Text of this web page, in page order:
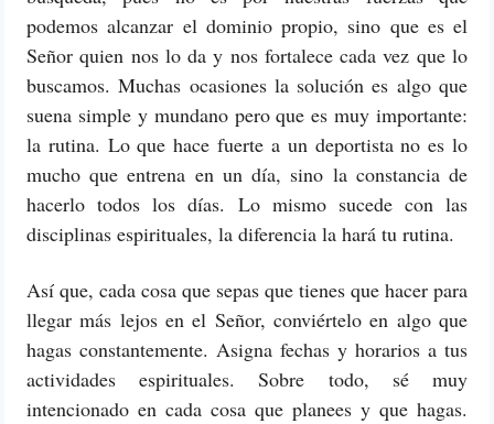
podemos alcanzar el dominio propio, sino que es el
Señor quien nos lo da y nos fortalece cada vez que lo
buscamos. Muchas ocasiones la solución es algo que
suena simple y mundano pero que es muy importante:
la rutina. Lo que hace fuerte a un deportista no es lo
mucho que entrena en un día, sino la constancia de
hacerlo todos los días. Lo mismo sucede con las
disciplinas espirituales, la diferencia la hará tu rutina.
Así que, cada cosa que sepas que tienes que hacer para
llegar más lejos en el Señor, conviértelo en algo que
hagas constantemente. Asigna fechas y horarios a tus
actividades espirituales. Sobre todo, sé muy
intencionado en cada cosa que planees y que hagas.